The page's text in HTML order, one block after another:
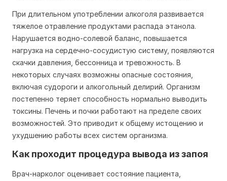
При длительном употреблении алкоголя развивается
тяжелое отравление продуктами распада этанола.
Нарушается водно-солевой баланс, повышается
нагрузка на сердечно-сосудистую систему, появляются
скачки давления, бессонница и тревожность. В
некоторых случаях возможны опасные состояния,
включая судороги и алкогольный делирий. Организм
постепенно теряет способность нормально выводить
токсины. Печень и почки работают на пределе своих
возможностей. Это приводит к общему истощению и
ухудшению работы всех систем организма.
Как проходит процедура вывода из запоя
Врач-нарколог оценивает состояние пациента,